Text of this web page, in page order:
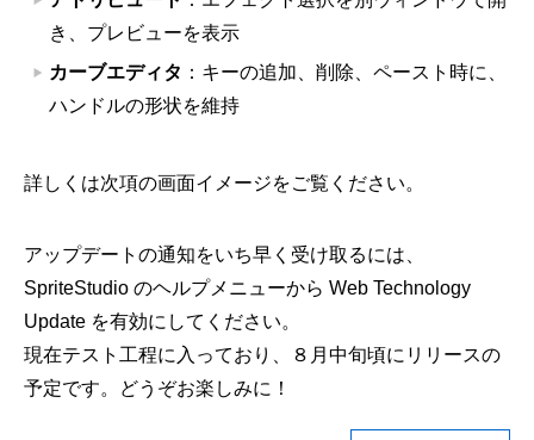
き、プレビューを表示
カーブエディタ ：キーの追加、削除、ペースト時に、
ハンドルの形状を維持
詳しくは次項の画面イメージをご覧ください。
アップデートの通知をいち早く受け取るには、
SpriteStudio のヘルプメニューから Web Technology
Update を有効にしてください。
現在テスト工程に入っており、８月中旬頃にリリースの
予定です。どうぞお楽しみに！